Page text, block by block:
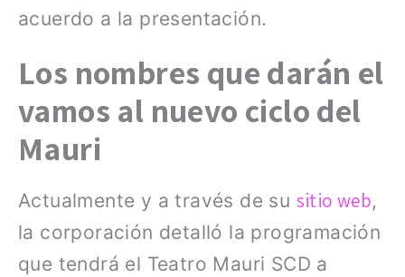
acuerdo a la presentación.
Los nombres que darán el
vamos al nuevo ciclo del
Mauri
Actualmente y a través de su sitio web,
la corporación detalló la programación
que tendrá el Teatro Mauri SCD a